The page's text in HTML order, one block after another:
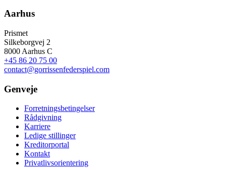
Aarhus
Prismet
Silkeborgvej 2
8000 Aarhus C
+45 86 20 75 00
contact@gorrissenfederspiel.com
Genveje
Forretningsbetingelser
Rådgivning
Karriere
Ledige stillinger
Kreditorportal
Kontakt
Privatlivsorientering